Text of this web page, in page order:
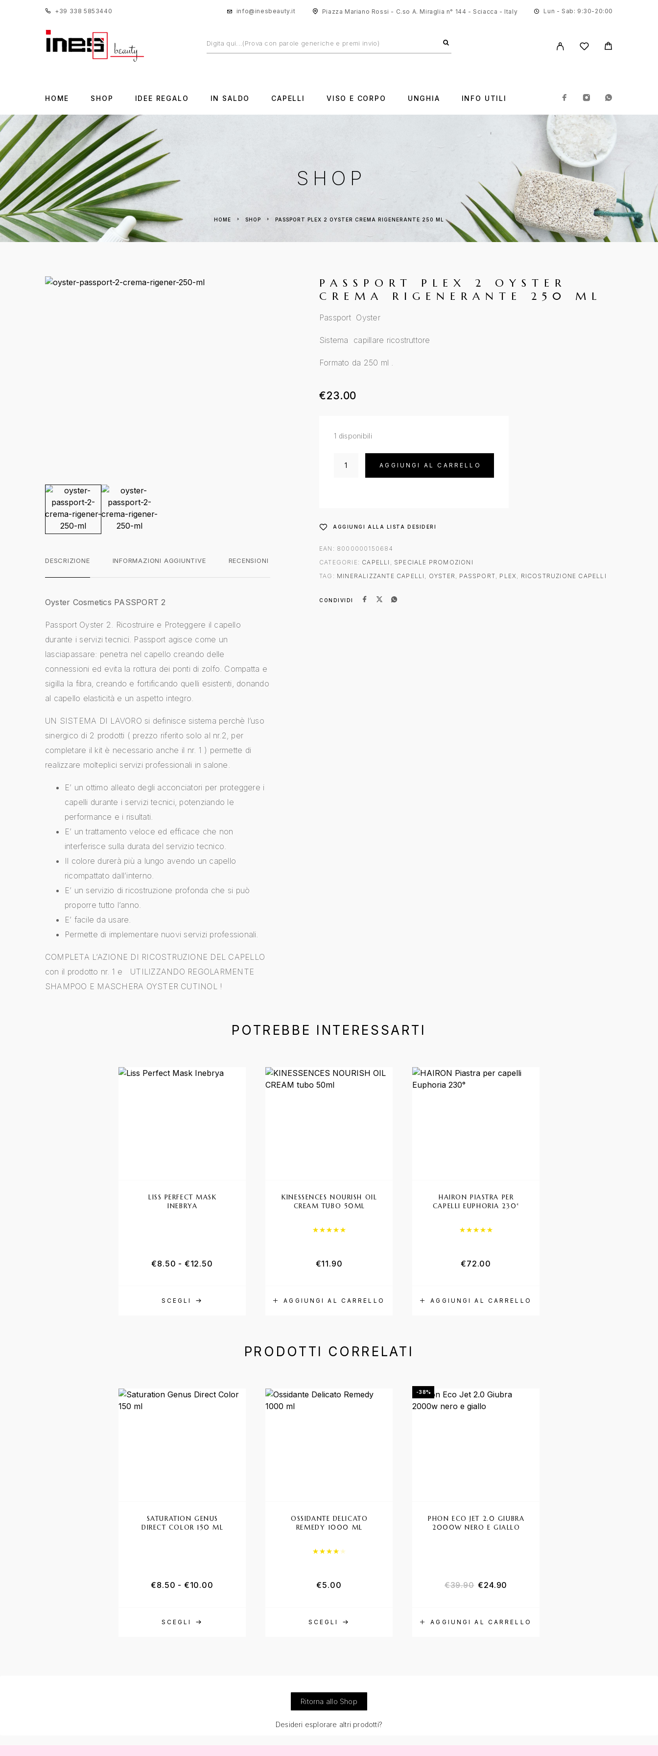
+39 338 5853440 info@inesbeauty.it Piazza Mariano Rossi - C.so A. Miraglia n° 144 - Sciacca - Italy Lun - Sab: 9:30-20:00
HOME SHOP IDEE REGALO IN SALDO CAPELLI VISO E CORPO UNGHIA INFO UTILI
SHOP
HOME SHOP PASSPORT PLEX 2 OYSTER CREMA RIGENERANTE 250 ML
DESCRIZIONE INFORMAZIONI AGGIUNTIVE RECENSIONI
Oyster Cosmetics PASSPORT 2
Passport Oyster 2. Ricostruire e Proteggere il capello
durante i servizi tecnici. Passport agisce come un
lasciapassare: penetra nel capello creando delle
connessioni ed evita la rottura dei ponti di zolfo. Compatta e
sigilla la fibra, creando e fortificando quelli esistenti, donando
al capello elasticità e un aspetto integro.
UN SISTEMA DI LAVORO si definisce sistema perchè l’uso
sinergico di 2 prodotti ( prezzo riferito solo al nr.2, per
completare il kit è necessario anche il nr. 1 ) permette di
realizzare molteplici servizi professionali in salone.
E’ un ottimo alleato degli acconciatori per proteggere i
capelli durante i servizi tecnici, potenziando le
performance e i risultati.
E’ un trattamento veloce ed efficace che non
interferisce sulla durata del servizio tecnico.
Il colore durerà più a lungo avendo un capello
ricompattato dall’interno.
E’ un servizio di ricostruzione profonda che si può
proporre tutto l’anno.
E’ facile da usare.
Permette di implementare nuovi servizi professionali.
COMPLETA L’AZIONE DI RICOSTRUZIONE DEL CAPELLO
con il prodotto nr. 1 e UTILIZZANDO REGOLARMENTE
SHAMPOO E MASCHERA OYSTER CUTINOL !
PASSPORT PLEX 2 OYSTER
CREMA RIGENERANTE 250 ML
Passport Oyster
Sistema capillare ricostruttore
Formato da 250 ml .
€23.00
1 disponibili
AGGIUNGI AL CARRELLO
AGGIUNGI ALLA LISTA DESIDERI
EAN: 8000000150684
CATEGORIE: CAPELLI , SPECIALE PROMOZIONI
TAG: MINERALIZZANTE CAPELLI , OYSTER , PASSPORT, PLEX , RICOSTRUZIONE CAPELLI
CONDIVIDI
POTREBBE INTERESSARTI
SCEGLI
LISS PERFECT MASK
INEBRYA
€8.50 - €12.50
AGGIUNGI AL CARRELLO
KINESSENCES NOURISH OIL
CREAM TUBO 50ML
Valutato
€11.90
AGGIUNGI AL CARRELLO
HAIRON PIASTRA PER
CAPELLI EUPHORIA 230°
Valutato
€72.00
PRODOTTI CORRELATI
SCEGLI
SATURATION GENUS
DIRECT COLOR 150 ML
€8.50 - €10.00
SCEGLI
OSSIDANTE DELICATO
REMEDY 1000 ML
Valutato
€5.00
-38%
AGGIUNGI AL CARRELLO
PHON ECO JET 2.0 GIUBRA
2000W NERO E GIALLO
€39.90 €24.90
Ritorna allo Shop
Desideri esplorare altri prodotti?